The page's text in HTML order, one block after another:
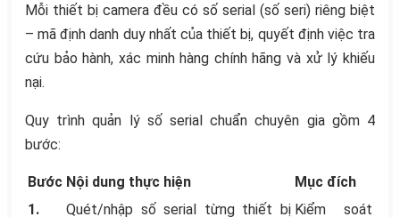
Mỗi thiết bị camera đều có số serial (số seri) riêng biệt
– mã định danh duy nhất của thiết bị, quyết định việc tra
cứu bảo hành, xác minh hàng chính hãng và xử lý khiếu
nại.
Quy trình quản lý số serial chuẩn chuyên gia gồm 4
bước:
Bước Nội dung thực hiện
Mục đích
1.
Quét/nhập số serial từng thiết bị Kiểm soát